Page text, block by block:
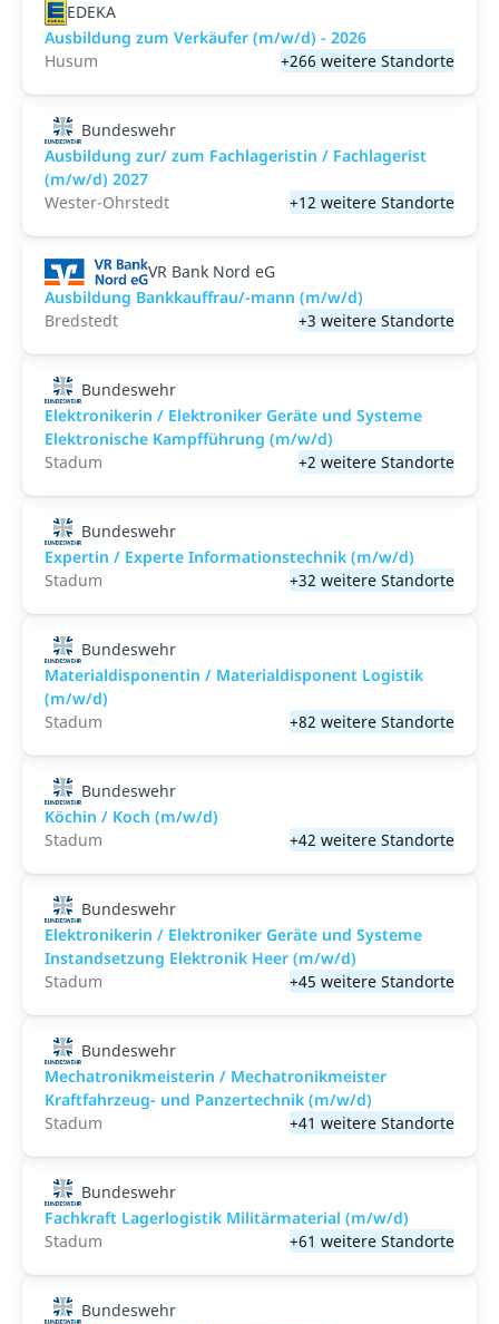
EDEKA
Ausbildung zum Verkäufer (m/w/d) - 2026
Husum
+266 weitere Standorte
Bundeswehr
Ausbildung zur/ zum Fachlageristin / Fachlagerist
(m/w/d) 2027
Wester-Ohrstedt
+12 weitere Standorte
VR Bank Nord eG
Ausbildung Bankkauffrau/-mann (m/w/d)
Bredstedt
+3 weitere Standorte
Bundeswehr
Elektronikerin / Elektroniker Geräte und Systeme
Elektronische Kampfführung (m/w/d)
Stadum
+2 weitere Standorte
Bundeswehr
Expertin / Experte Informationstechnik (m/w/d)
Stadum
+32 weitere Standorte
Bundeswehr
Materialdisponentin / Materialdisponent Logistik
(m/w/d)
Stadum
+82 weitere Standorte
Bundeswehr
Köchin / Koch (m/w/d)
Stadum
+42 weitere Standorte
Bundeswehr
Elektronikerin / Elektroniker Geräte und Systeme
Instandsetzung Elektronik Heer (m/w/d)
Stadum
+45 weitere Standorte
Bundeswehr
Mechatronikmeisterin / Mechatronikmeister
Kraftfahrzeug- und Panzertechnik (m/w/d)
Stadum
+41 weitere Standorte
Bundeswehr
Fachkraft Lagerlogistik Militärmaterial (m/w/d)
Stadum
+61 weitere Standorte
Bundeswehr